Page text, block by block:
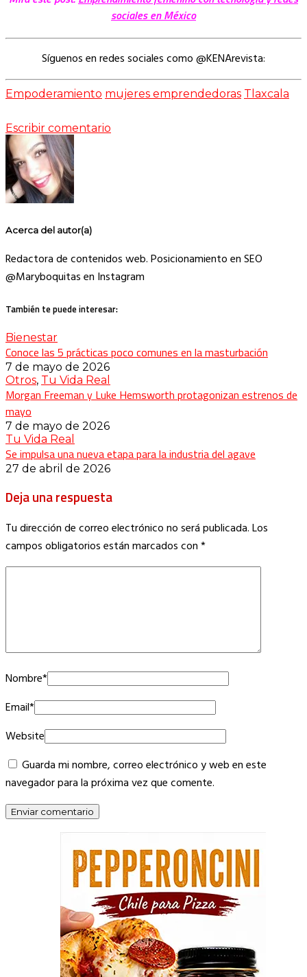
sociales en México
Síguenos en redes sociales como @KENArevista:
Empoderamiento mujeres emprendedoras Tlaxcala
Escribir comentario
Acerca del autor(a)
Redactora de contenidos web. Posicionamiento en SEO
@Maryboquitas en Instagram
También te puede interesar:
Bienestar
Conoce las 5 prácticas poco comunes en la masturbación
7 de mayo de 2026
Otros, Tu Vida Real
Morgan Freeman y Luke Hemsworth protagonizan estrenos de
mayo
7 de mayo de 2026
Tu Vida Real
Se impulsa una nueva etapa para la industria del agave
27 de abril de 2026
Deja una respuesta
Tu dirección de correo electrónico no será publicada.Los
campos obligatorios están marcados con*
Nombre*
Email*
Website
Guarda mi nombre, correo electrónico y web en este
navegador para la próxima vez que comente.